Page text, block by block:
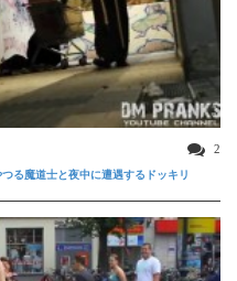
2
る魔道士と夜中に遭遇するドッキリ